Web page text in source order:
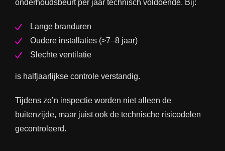
onderhoudsbeurt per jaar technisch voldoende. Bij:
Lange branduren
Oudere installaties (>7–8 jaar)
Slechte ventilatie
is halfjaarlijkse controle verstandig.
Tijdens zo’n inspectie worden niet alleen de
buitenzijde, maar juist ook de technische risicodelen
gecontroleerd.